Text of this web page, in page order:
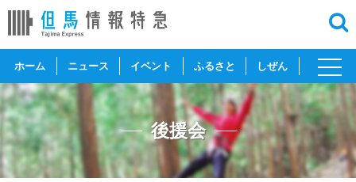
ホーム ニュース イベント ふるさと しぜん
toggle
後援会